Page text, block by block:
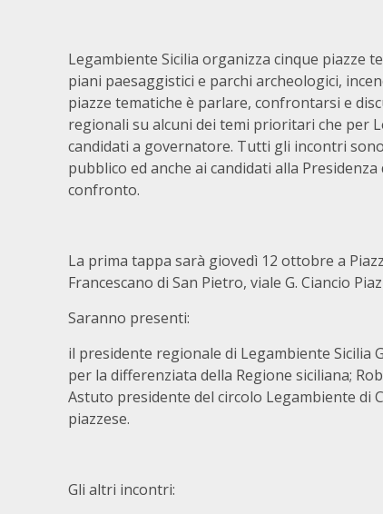
Legambiente Sicilia organizza cinque piazze
piani paesaggistici e parchi archeologici,
piazze tematiche è parlare, confrontarsi e
regionali su alcuni dei temi prioritari che per
candidati a governatore. Tutti gli incontri
pubblico ed anche ai candidati alla
confronto.
La prima tappa sarà giovedì 12 ottobre a
Francescano di San Pietro, viale G. Ciancio
Saranno presenti:
il presidente regionale di Legambiente Sicilia
per la differenziata della Regione siciliana;
Astuto presidente del circolo Legambiente di
piazzese.
Gli altri incontri: